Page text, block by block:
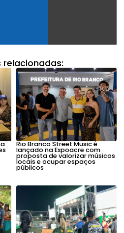
relacionadas:
Rio Branco Street Music é
lançado na Expoacre com
proposta de valorizar músicos
locais e ocupar espaços
públicos